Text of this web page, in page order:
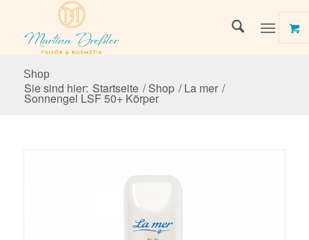
Shop
Sie sind hier: Startseite / Shop / La mer /
Sonnengel LSF 50+ Körper